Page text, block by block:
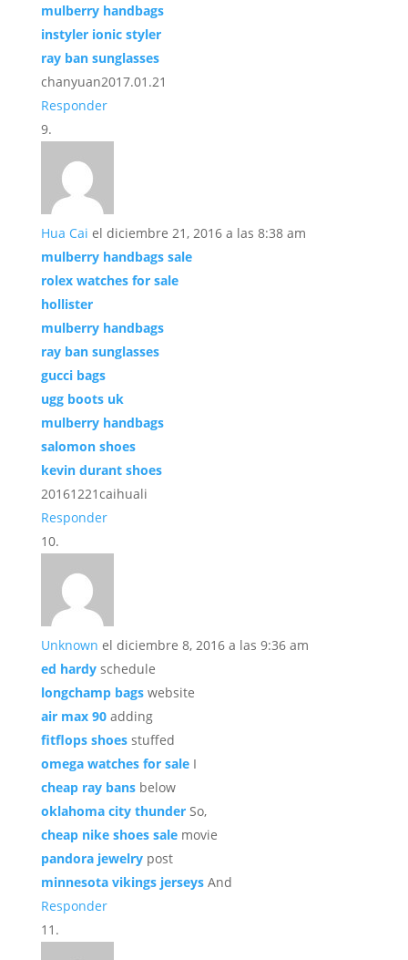
mulberry handbags
instyler ionic styler
ray ban sunglasses
chanyuan2017.01.21
Responder
Hua Cai el diciembre 21, 2016 a las 8:38 am
mulberry handbags sale
rolex watches for sale
hollister
mulberry handbags
ray ban sunglasses
gucci bags
ugg boots uk
mulberry handbags
salomon shoes
kevin durant shoes
20161221caihuali
Responder
Unknown el diciembre 8, 2016 a las 9:36 am
ed hardyschedule
longchamp bagswebsite
air max 90adding
fitflops shoesstuffed
omega watches for saleI
cheap ray bansbelow
oklahoma city thunderSo,
cheap nike shoes salemovie
pandora jewelrypost
minnesota vikings jerseysAnd
Responder